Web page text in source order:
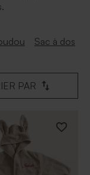
Sac à dos
PAR